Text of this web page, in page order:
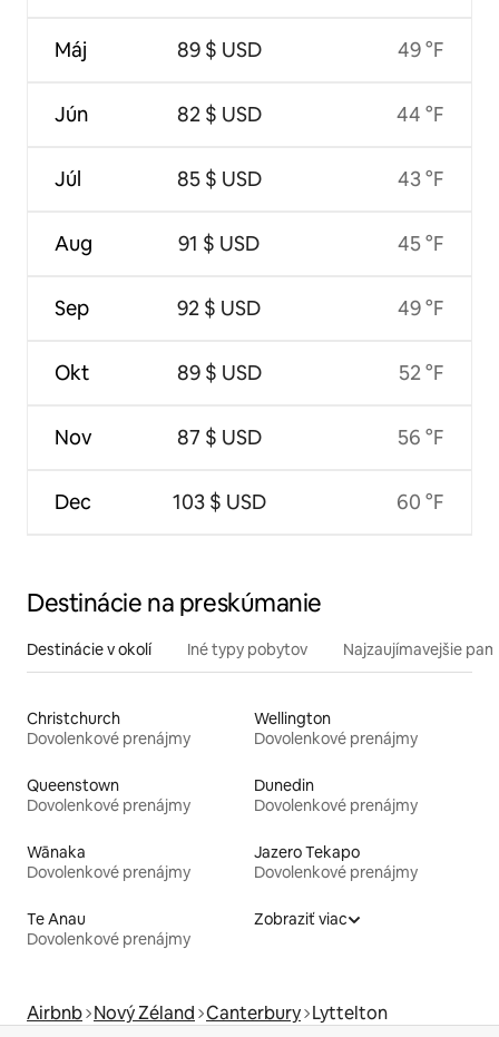
Máj
Jún
Júl
Aug
Sep
Okt
Nov
Dec
89 $ USD
82 $ USD
85 $ USD
91 $ USD
92 $ USD
89 $ USD
87 $ USD
103 $ USD
49 °F
44 °F
43 °F
45 °F
49 °F
52 °F
56 °F
60 °F
Destinácie na preskúmanie
Destinácie v okolí Iné typy pobytov Najzaujímavejšie
Christchurch
Dovolenkové prenájmy
Wellington
Dovolenkové prenájmy
Queenstown
Dovolenkové prenájmy
Dunedin
Dovolenkové prenájmy
Wānaka
Dovolenkové prenájmy
Jazero Tekapo
Dovolenkové prenájmy
Te Anau
Dovolenkové prenájmy
Zobraziť viac
Airbnb Nový Zéland Canterbury Lyttelton